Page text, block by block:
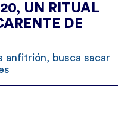
UN RITUAL
DE
anfitrión, busca sacar